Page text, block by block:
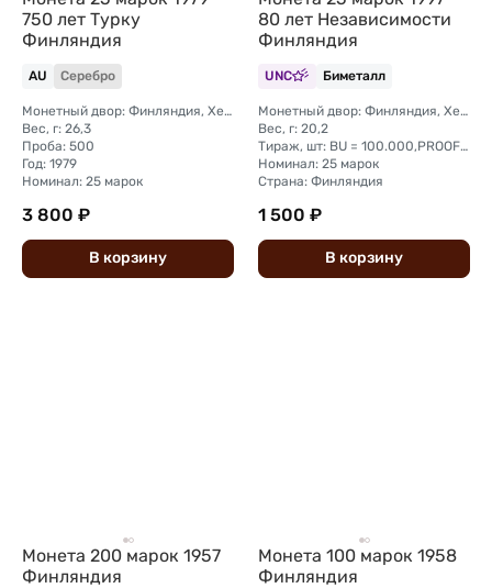
750 лет Турку
Финляндия
AU Серебро
Монетный двор: Финляндия, Хельсинки-Вантаа
Вес, г: 26,3
Проба: 500
Год: 1979
Номинал: 25 марок
3 800 ₽
В корзину
80 лет Независимости
Финляндия
UNC Биметалл
Монетный двор: Финляндия, Хельсинки-Вантаа
Вес, г: 20,2
Тираж, шт: BU = 100.000,PROOF = 2.000
Номинал: 25 марок
Страна: Финляндия
1 500 ₽
В корзину
Монета 200 марок 1957
Финляндия
Монета 100 марок 1958
Финляндия